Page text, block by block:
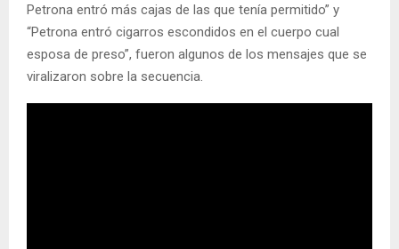
Petrona entró más cajas de las que tenía permitido” y
“Petrona entró cigarros escondidos en el cuerpo cual
esposa de preso”, fueron algunos de los mensajes que se
viralizaron sobre la secuencia.